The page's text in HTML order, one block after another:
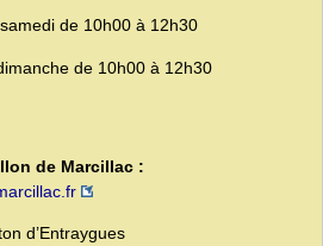
de 10h00 à 12h30
de 10h00 à 12h30
de Marcillac :
d’Entraygues